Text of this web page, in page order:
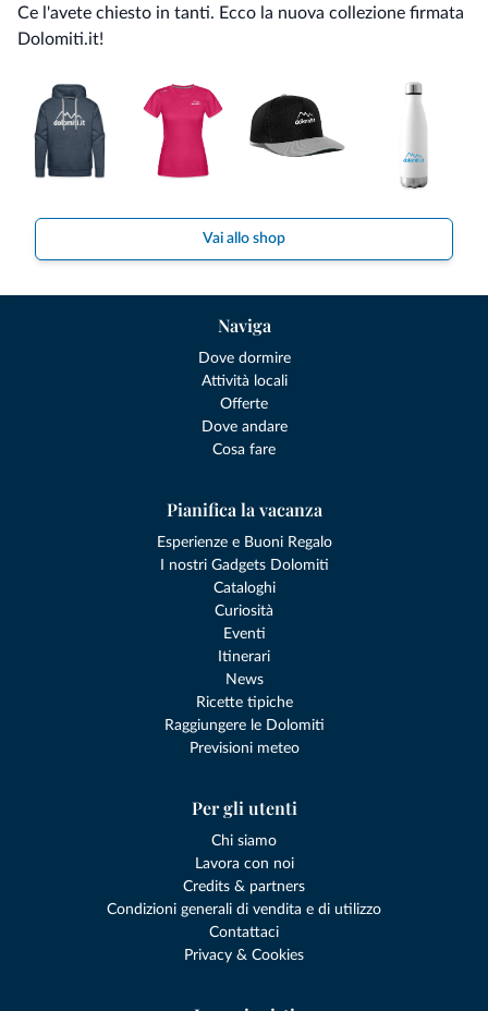
Ce l'avete chiesto in tanti. Ecco la nuova collezione firmata
Dolomiti.it!
Vai allo shop
Naviga
Dove dormire
Attività locali
Offerte
Dove andare
Cosa fare
Pianifica la vacanza
Esperienze e Buoni Regalo
I nostri Gadgets Dolomiti
Cataloghi
Curiosità
Eventi
Itinerari
News
Ricette tipiche
Raggiungere le Dolomiti
Previsioni meteo
Per gli utenti
Chi siamo
Lavora con noi
Credits & partners
Condizioni generali di vendita e di utilizzo
Contattaci
Privacy & Cookies